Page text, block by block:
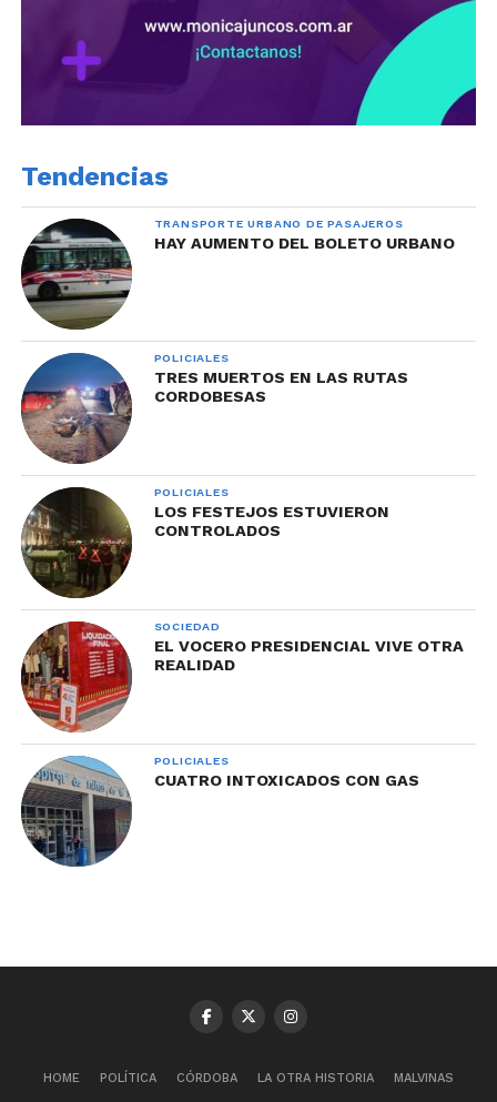
Tendencias
TRANSPORTE URBANO DE PASAJEROS
HAY AUMENTO DEL BOLETO URBANO
POLICIALES
TRES MUERTOS EN LAS RUTAS
CORDOBESAS
POLICIALES
LOS FESTEJOS ESTUVIERON
CONTROLADOS
SOCIEDAD
EL VOCERO PRESIDENCIAL VIVE OTRA
REALIDAD
POLICIALES
CUATRO INTOXICADOS CON GAS
HOME POLÍTICA CÓRDOBA LA OTRA HISTORIA MALVINAS